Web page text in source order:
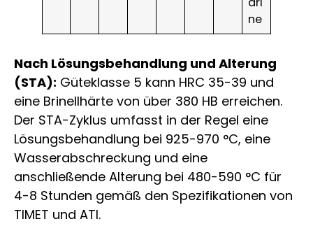
ne
Nach Lösungsbehandlung und Alterung
(STA): Güteklasse 5 kann HRC 35-39 und
eine Brinellhärte von über 380 HB erreichen.
Der STA-Zyklus umfasst in der Regel eine
Lösungsbehandlung bei 925-970 °C, eine
Wasserabschreckung und eine
anschließende Alterung bei 480-590 °C für
4-8 Stunden gemäß den Spezifikationen von
TIMET und ATI.